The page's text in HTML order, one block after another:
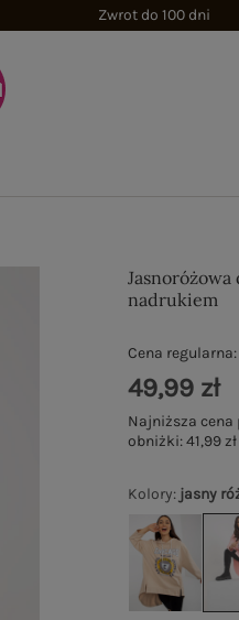
Zwrot do 100 dni
Jasnoróżowa
nadrukiem
Kolory: jasny
Cena
49,99 zł
Najniższa cena
obniżki:41,99 zł